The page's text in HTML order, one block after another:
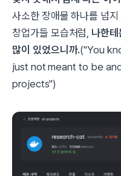
사소한 장애물 하나를 넘
창업가들 모습처럼, 나한
많이 있었으니까.("You
just not meant to be
projects")